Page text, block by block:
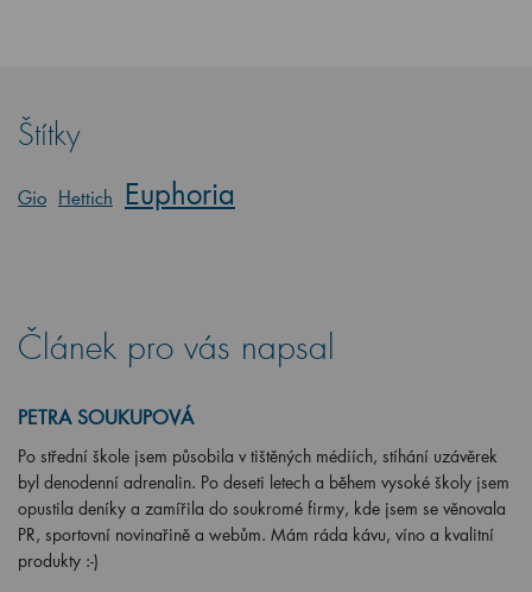
Štítky
Gio Hettich Euphoria
Článek pro vás napsal
PETRA SOUKUPOVÁ
Po střední škole jsem působila v tištěných médiích, stíhání uzávěrek
byl denodenní adrenalin. Po deseti letech a během vysoké školy jsem
opustila deníky a zamířila do soukromé firmy, kde jsem se věnovala
PR, sportovní novinařině a webům. Mám ráda kávu, víno a kvalitní
produkty :-)